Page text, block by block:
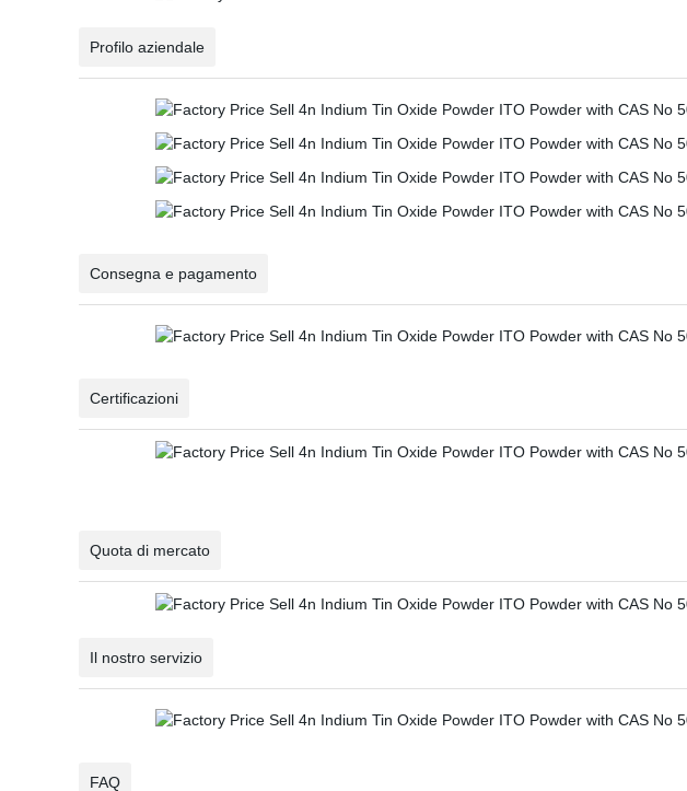
Profilo aziendale
Consegna e pagamento
Certificazioni
Quota di mercato
Il nostro servizio
FAQ